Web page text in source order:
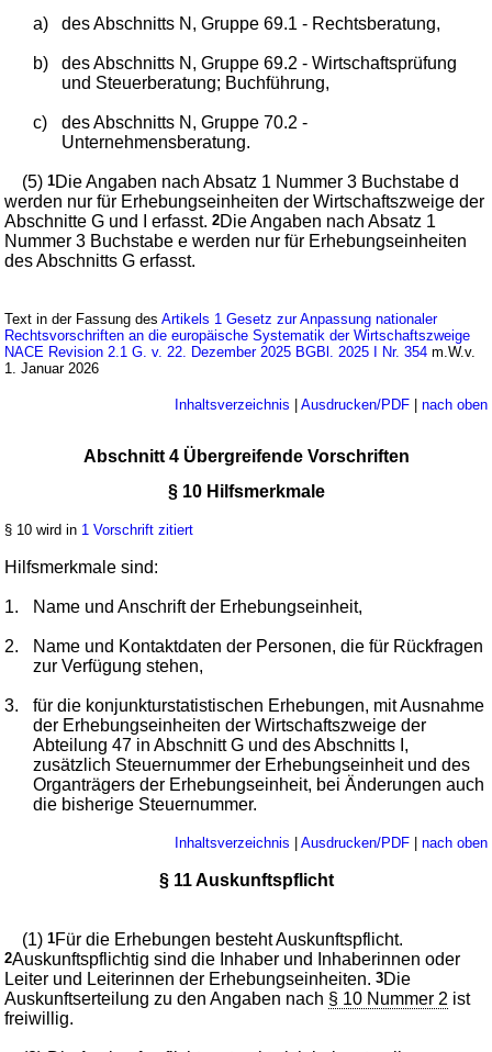
a) des Abschnitts N, Gruppe 69.1 - Rechtsberatung,
b)
des Abschnitts N, Gruppe 69.2 - Wirtschaftsprüfung
und Steuerberatung; Buchführung,
c)
des Abschnitts N, Gruppe 70.2 -
Unternehmensberatung.
(5)1Die Angaben nach Absatz 1 Nummer 3 Buchstabe d
werden nur für Erhebungseinheiten der Wirtschaftszweige der
Abschnitte G und I erfasst.2Die Angaben nach Absatz 1
Nummer 3 Buchstabe e werden nur für Erhebungseinheiten
des Abschnitts G erfasst.
Text in der Fassung desArtikels 1 Gesetz zur Anpassung nationaler
Rechtsvorschriften an die europäische Systematik der Wirtschaftszweige
NACE Revision 2.1 G. v. 22. Dezember 2025 BGBl. 2025 I Nr. 354 m.W.v.
1. Januar 2026
Inhaltsverzeichnis Ausdrucken/PDF| nach oben
Abschnitt 4 Übergreifende Vorschriften
§ 10 Hilfsmerkmale
§ 10 wird in 1 Vorschrift zitiert
Hilfsmerkmale sind:
1. Name und Anschrift der Erhebungseinheit,
2.
Name und Kontaktdaten der Personen, die für Rückfragen
zur Verfügung stehen,
3.
für die konjunkturstatistischen Erhebungen, mit Ausnahme
der Erhebungseinheiten der Wirtschaftszweige der
Abteilung 47 in Abschnitt G und des Abschnitts I,
zusätzlich Steuernummer der Erhebungseinheit und des
Organträgers der Erhebungseinheit, bei Änderungen auch
die bisherige Steuernummer.
Inhaltsverzeichnis | Ausdrucken/PDF| nach oben
§ 11 Auskunftspflicht
(1)1Für die Erhebungen besteht Auskunftspflicht.
2Auskunftspflichtig sind die Inhaber und Inhaberinnen oder
Leiter und Leiterinnen der Erhebungseinheiten.3Die
Auskunftserteilung zu den Angaben nach § 10 Nummer 2 ist
freiwillig.